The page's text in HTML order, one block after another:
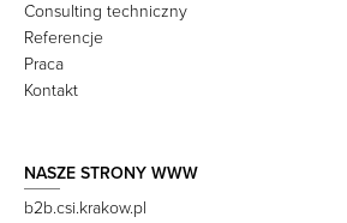
Consulting techniczny
Referencje
Praca
Kontakt
NASZE STRONY WWW
b2b.csi.krakow.pl